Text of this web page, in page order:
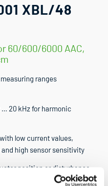
XBL/48
60/600/6000 AAC,
ranges
… 20 kHz for harmonic
low current values,
high sensor sensitivity
position or disturbance